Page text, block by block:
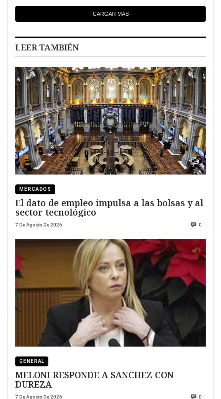
CARGAR MÁS
LEER TAMBIÉN
MERCADOS
El dato de empleo impulsa a las bolsas y al
sector tecnológico
7 De Agosto De 2026 0
GENERAL
MELONI RESPONDE A SANCHEZ CON
DUREZA
7 De Agosto De 2026 0